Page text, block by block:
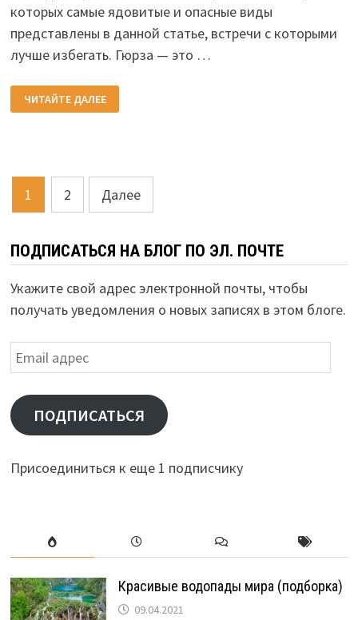
которых самые ядовитые и опасные виды
представлены в данной статье, встречи с которыми
лучше избегать. Гюрза — это …
САМЫЕ
ЯДОВИТЫЕ
ЗМЕИ
ЧИТАЙТЕ ДАЛЕЕ
Пагинация
записей
1 2 Далее
ПОДПИСАТЬСЯ НА БЛОГ ПО ЭЛ. ПОЧТЕ
Укажите свой адрес электронной почты, чтобы
получать уведомления о новых записях в этом блоге.
Email
адрес
ПОДПИСАТЬСЯ
Присоединиться к еще 1 подписчику
Красивые водопады мира (подборка)
09.04.2021